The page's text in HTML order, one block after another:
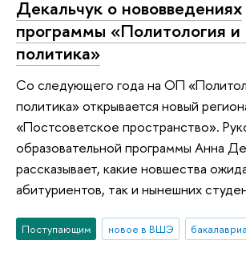
Декальчук о нововведениях
программы «Политология и
политика»
Со следующего года на ОП
политика» открывается новый
«Постсоветское пространство».
образовательной программы Анна
рассказывает, какие новшества
абитуриентов, так и нынешних
Поступающим новое в ВШЭ